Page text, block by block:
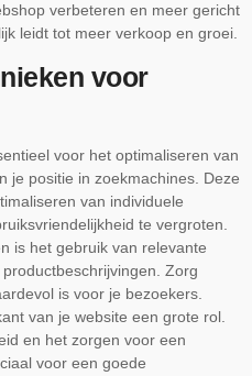
verbeteren en meer gericht
leidt tot meer verkoop en groei.
voor
voor het optimaliseren van
je positie in zoekmachines. Deze
van individuele
te vergroten.
is het gebruik van relevante
Zorg
is voor je bezoekers.
van je website een grote rol.
en het zorgen voor een
voor een goede